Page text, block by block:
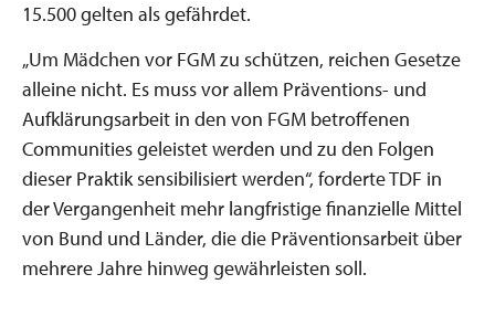
15.500 gelten als gefährdet.
„Um Mädchen vor FGM zu schützen, reichen Gesetze
alleine nicht. Es muss vor allem Präventions- und
Aufklärungsarbeit in den von FGM betroffenen
Communities geleistet werden und zu den Folgen
dieser Praktik sensibilisiert werden“, forderte TDF in
der Vergangenheit mehr langfristige finanzielle Mittel
von Bund und Länder, die die Präventionsarbeit über
mehrere Jahre hinweg gewährleisten soll.